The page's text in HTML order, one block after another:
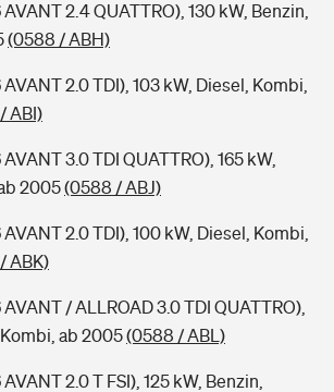
2.4 QUATTRO), 130 kW, Benzin,
(0588 / ABH)
2.0 TDI), 103 kW, Diesel, Kombi,
ABI)
3.0 TDI QUATTRO), 165 kW,
2005(0588 / ABJ)
2.0 TDI), 100 kW, Diesel, Kombi,
ABK)
/ ALLROAD 3.0 TDI QUATTRO),
ab 2005(0588 / ABL)
2.0 T FSI), 125 kW, Benzin,